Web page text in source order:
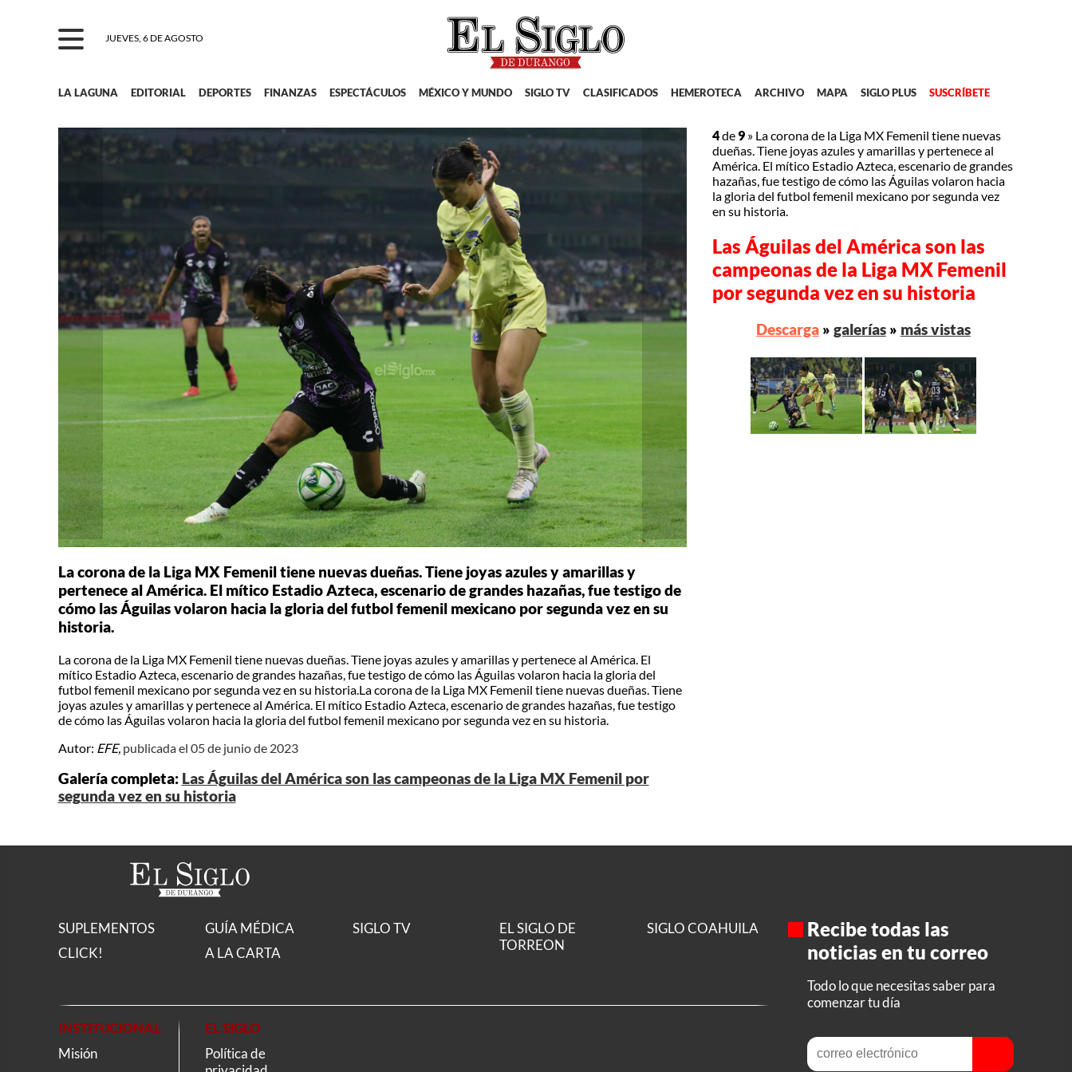
JUEVES, 6 DE AGOSTO
LA LAGUNA EDITORIAL DEPORTES FINANZAS ESPECTÁCULOS MÉXICO Y MUNDO SIGLO TV CLASIFICADOS HEMEROTECA ARCHIVO MAPA SIGLO PLUS SUSCRÍBETE
La corona de la Liga MX Femenil tiene nuevas dueñas. Tiene joyas azules y amarillas y
pertenece al América. El mítico Estadio Azteca, escenario de grandes hazañas, fue testigo de
cómo las Águilas volaron hacia la gloria del futbol femenil mexicano por segunda vez en su
historia.
La corona de la Liga MX Femenil tiene nuevas dueñas. Tiene joyas azules y amarillas y pertenece al América. El
mítico Estadio Azteca, escenario de grandes hazañas, fue testigo de cómo las Águilas volaron hacia la gloria del
futbol femenil mexicano por segunda vez en su historia.La corona de la Liga MX Femenil tiene nuevas dueñas. Tiene
joyas azules y amarillas y pertenece al América. El mítico Estadio Azteca, escenario de grandes hazañas, fue testigo
de cómo las Águilas volaron hacia la gloria del futbol femenil mexicano por segunda vez en su historia.
Autor: EFE, publicada el 05 de junio de 2023
Galería completa: Las Águilas del América son las campeonas de la Liga MX Femenil por
segunda vez en su historia
4de 9 » La corona de la Liga MX Femenil tiene nuevas
dueñas. Tiene joyas azules y amarillas y pertenece al
América. El mítico Estadio Azteca, escenario de grandes
hazañas, fue testigo de cómo las Águilas volaron hacia
la gloria del futbol femenil mexicano por segunda vez
en su historia.
Las Águilas del América son las
campeonas de la Liga MX Femenil
por segunda vez en su historia
Descarga» galerías» más vistas
SUPLEMENTOS
CLICK!
GUÍA MÉDICA
A LA CARTA
SIGLO TV
EL SIGLO DE
TORREON
SIGLO COAHUILA
INSTITUCIONAL
Misión
EL SIGLO
Política de
Recibe todas las
noticias en tu correo
Todo lo que necesitas saber para
comenzar tu día